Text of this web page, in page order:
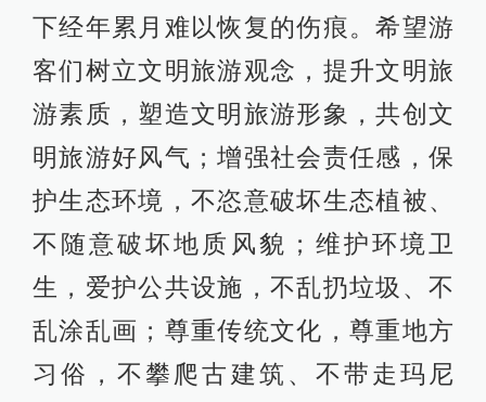
下经年累月难以恢复的伤痕。希望游
客们树立文明旅游观念，提升文明旅
游素质，塑造文明旅游形象，共创文
明旅游好风气；增强社会责任感，保
护生态环境，不恣意破坏生态植被、
不随意破坏地质风貌；维护环境卫
生，爱护公共设施，不乱扔垃圾、不
乱涂乱画；尊重传统文化，尊重地方
习俗，不攀爬古建筑、不带走玛尼